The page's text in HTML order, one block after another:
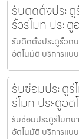
รับติดตั้งประ
รั้วรีโมท ประ
รับติดตั้งประตูรั้วถน
อัตโนมัติ บริการแบ
รับซ่อมประตู
รีโมท ประตูอั
รับซ่อมประตูรีโมทบ
อัตโนมัติ บริการแบ